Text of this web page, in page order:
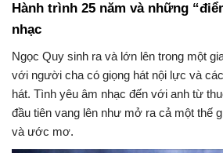
Hành trình 25 năm và những
nhạc
Ngọc Quy sinh ra và lớn lên trong một
với người cha có giọng hát nội lực và
hát. Tình yêu âm nhạc đến với anh từ
đầu tiên vang lên như mở ra cả một thế
và ước mơ.